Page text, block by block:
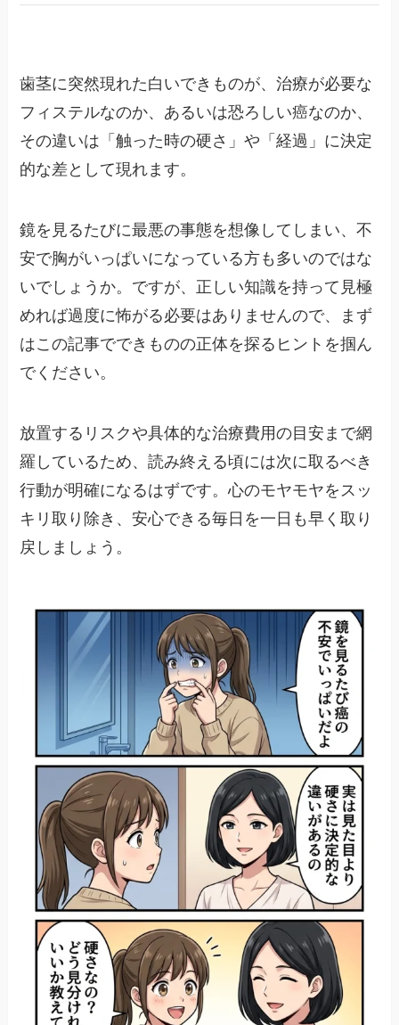
歯茎に突然現れた白いできものが、治療が必要な
フィステルなのか、あるいは恐ろしい癌なのか、
その違いは「触った時の硬さ」や「経過」に決定
的な差として現れます。
鏡を見るたびに最悪の事態を想像してしまい、不
安で胸がいっぱいになっている方も多いのではな
いでしょうか。ですが、正しい知識を持って見極
めれば過度に怖がる必要はありませんので、まず
はこの記事でできものの正体を探るヒントを掴ん
でください。
放置するリスクや具体的な治療費用の目安まで網
羅しているため、読み終える頃には次に取るべき
行動が明確になるはずです。心のモヤモヤをスッ
キリ取り除き、安心できる毎日を一日も早く取り
戻しましょう。